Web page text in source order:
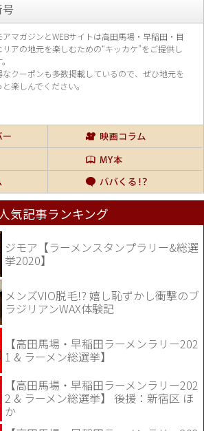
アマガジンとWEBサイトは高田馬場・早稲田・目
リアの地元を楽しむための“キッカケ”をご提供し
なクーポンも多数掲載しているので、 ぜひ地元を
と楽しんでください。
人気記事ランキング
ジモア【ラーメンスタンプラリー&総選
挙2020】
メンズVIO脱毛!? 嬉し恥ずかし衝撃のブ
ラジリアンWAX体験記
【高田馬場・早稲田ラーメンラリー202
1 & ラーメン総選挙】
【高田馬場・早稲田ラーメンラリー202
2 & ラーメン総選挙】 後援：新宿区 ほ
か